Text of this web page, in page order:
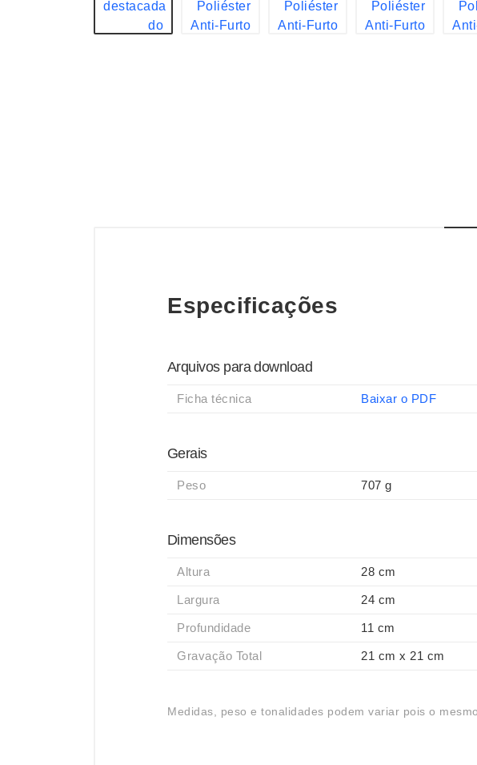
Especificações
Arquivos para download
Ficha técnica Baixar o PDF
Gerais
Peso 707 g
Dimensões
Altura 28 cm
Largura 24 cm
Profundidade 11 cm
Gravação Total 21 cm x 21 cm
Medidas, peso e tonalidades podem variar pois o